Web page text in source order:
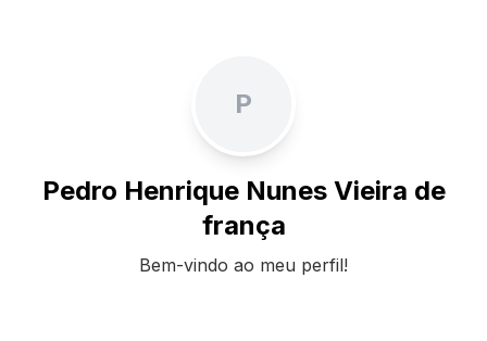
P
Pedro Henrique Nunes Vieira de
frança
Bem-vindo ao meu perfil!